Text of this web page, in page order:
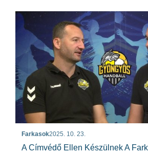
Farkasok2025. 10. 23.
A Címvédő Ellen Készülnek A